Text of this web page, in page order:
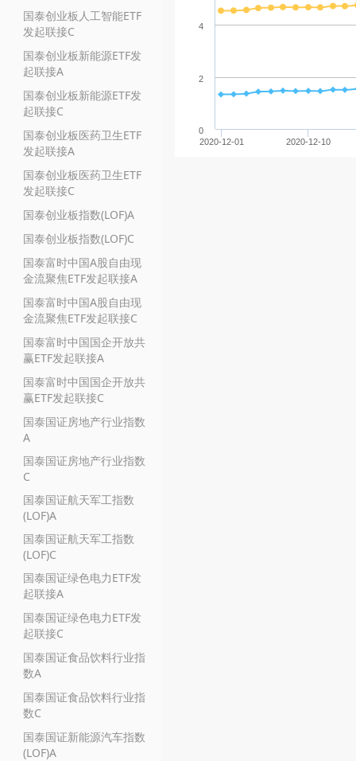
国泰创业板人工智能ETF
发起联接C
国泰创业板新能源ETF发
起联接A
国泰创业板新能源ETF发
起联接C
国泰创业板医药卫生ETF
发起联接A
国泰创业板医药卫生ETF
发起联接C
国泰创业板指数(LOF)A
国泰创业板指数(LOF)C
国泰富时中国A股自由现
金流聚焦ETF发起联接A
国泰富时中国A股自由现
金流聚焦ETF发起联接C
国泰富时中国国企开放共
赢ETF发起联接A
国泰富时中国国企开放共
赢ETF发起联接C
国泰国证房地产行业指数
A
国泰国证房地产行业指数
C
国泰国证航天军工指数
(LOF)A
国泰国证航天军工指数
(LOF)C
国泰国证绿色电力ETF发
起联接A
国泰国证绿色电力ETF发
起联接C
国泰国证食品饮料行业指
数A
国泰国证食品饮料行业指
数C
国泰国证新能源汽车指数
(LOF)A
2020-12-01 2020-12-10
0
2
4